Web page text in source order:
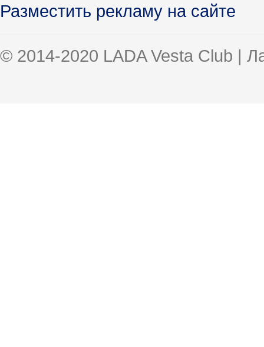
Разместить рекламу на сайте
© 2014-2020 LADA Vesta Club |